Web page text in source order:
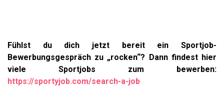
Fühlst du dich jetzt bereit ein Sportjob-
Bewerbungsgespräch zu „rocken“? Dann findest hier
viele Sportjobs zum bewerben:
https://sportyjob.com/search-a-job